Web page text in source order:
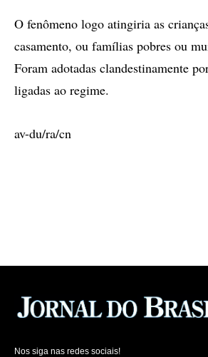
O fenômeno logo atingiria as
casamento, ou famílias pobres ou
Foram adotadas clandestinamente
ligadas ao regime.
av-du/ra/cn
Nos siga nas redes sociais!